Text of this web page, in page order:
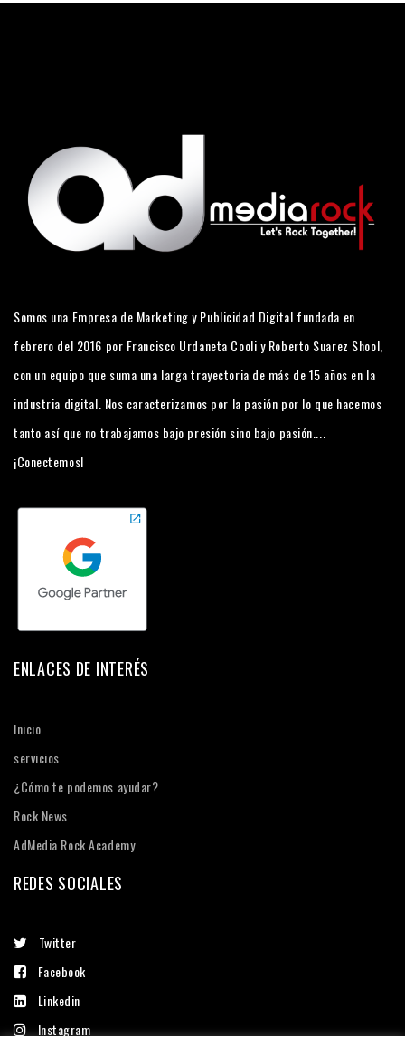
Somos una Empresa de Marketing y Publicidad Digital fundada en
febrero del 2016 por Francisco Urdaneta Cooli y Roberto Suarez Shool,
con un equipo que suma una larga trayectoria de más de 15 años en la
industria digital. Nos caracterizamos por la pasión por lo que hacemos
tanto así que no trabajamos bajo presión sino bajo pasión....
¡Conectemos!
ENLACES DE INTERÉS
Inicio
servicios
¿Cómo te podemos ayudar?
Rock News
AdMedia Rock Academy
REDES SOCIALES
Twitter
Facebook
Linkedin
Instagram